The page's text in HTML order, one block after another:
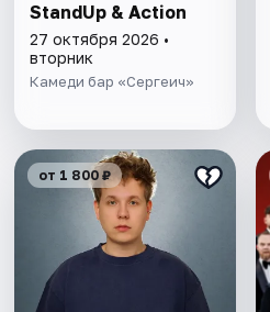
StandUp & Action
27 октября 2026 •
вторник
Камеди бар «Сергеич»
от 1 800 ₽